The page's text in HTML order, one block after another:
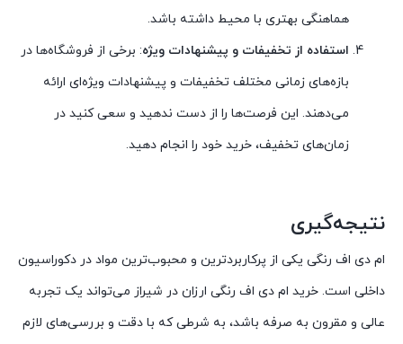
هماهنگی بهتری با محیط داشته باشد.
استفاده از تخفیفات و پیشنهادات ویژه: برخی از فروشگاه‌ها در
بازه‌های زمانی مختلف تخفیفات و پیشنهادات ویژه‌ای ارائه
می‌دهند. این فرصت‌ها را از دست ندهید و سعی کنید در
زمان‌های تخفیف، خرید خود را انجام دهید.
نتیجه‌گیری
ام دی اف رنگی یکی از پرکاربردترین و محبوب‌ترین مواد در دکوراسیون
داخلی است. خرید ام دی اف رنگی ارزان در شیراز می‌تواند یک تجربه
عالی و مقرون به صرفه باشد، به شرطی که با دقت و بررسی‌های لازم